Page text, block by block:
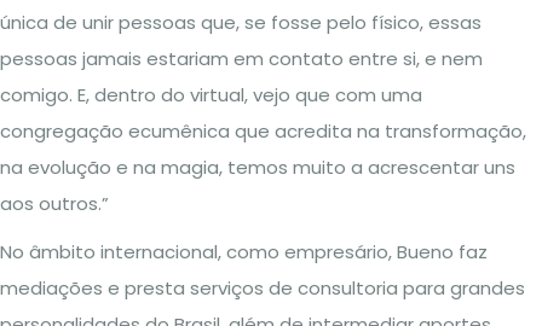
única de unir pessoas que, se fosse pelo físico, essas
pessoas jamais estariam em contato entre si, e nem
comigo. E, dentro do virtual, vejo que com uma
congregação ecumênica que acredita na transformação,
na evolução e na magia, temos muito a acrescentar uns
aos outros.”
No âmbito internacional, como empresário, Bueno faz
mediações e presta serviços de consultoria para grandes